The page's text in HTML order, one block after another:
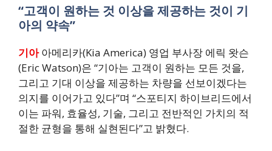
“고객이 원하는 것 이상을 제공하는 것이 기
아의 약속”
기아아메리카(Kia America) 영업 부사장 에릭 왓슨
(Eric Watson)은 “기아는 고객이 원하는 모든 것을,
그리고 기대 이상을 제공하는 차량을 선보이겠다는
의지를 이어가고 있다”며 “스포티지 하이브리드에서
이는 파워, 효율성, 기술, 그리고 전반적인 가치의 적
절한 균형을 통해 실현된다”고 밝혔다.